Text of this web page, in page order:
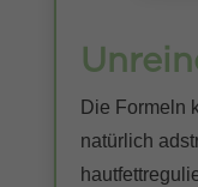
Die Formeln
natürlich